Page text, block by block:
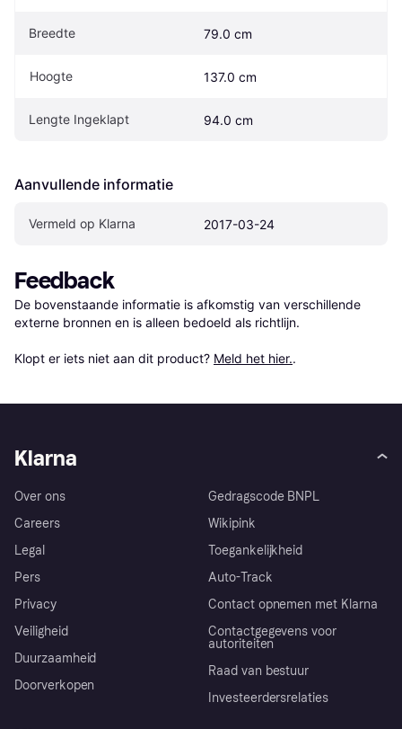
Breedte 79.0 cm
Hoogte 137.0 cm
Lengte Ingeklapt 94.0 cm
Aanvullende informatie
Vermeld op Klarna 2017-03-24
Feedback
De bovenstaande informatie is afkomstig van verschillende
externe bronnen en is alleen bedoeld als richtlijn.
Klopt er iets niet aan dit product? Meld het hier..
Klarna
Over ons
Careers
Legal
Pers
Privacy
Veiligheid
Duurzaamheid
Doorverkopen
Gedragscode BNPL
Wikipink
Toegankelijkheid
Auto-Track
Contact opnemen met Klarna
Contactgegevens voor
autoriteiten
Raad van bestuur
Investeerdersrelaties